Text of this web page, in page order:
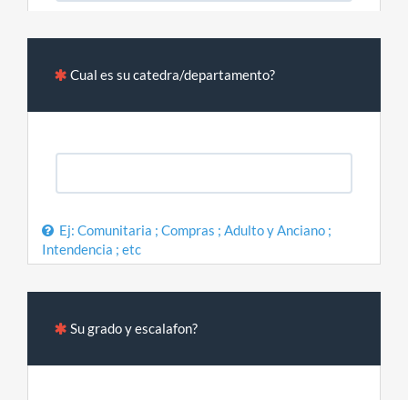
Cual es su catedra/departamento?
Ej: Comunitaria ; Compras ; Adulto y Anciano ;
Intendencia ; etc
Su grado y escalafon?